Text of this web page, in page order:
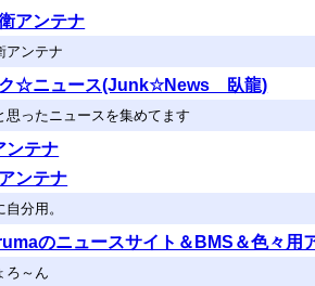
アンテナ
アンテナ
ク☆ニュース(Junk☆News 臥龍)
思ったニュースを集めてます
ンテナ
ンテナ
分用。
のニュースサイト＆BMS＆色々用
ろ～ん